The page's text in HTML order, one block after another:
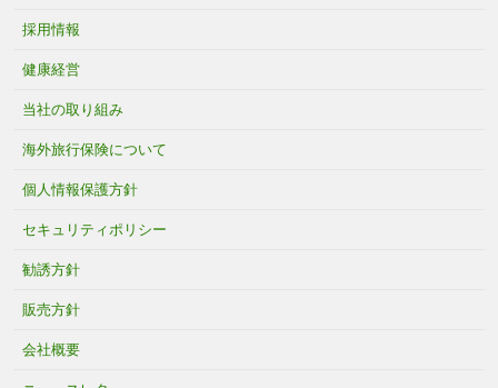
採用情報
健康経営
当社の取り組み
海外旅行保険について
個人情報保護方針
セキュリティポリシー
勧誘方針
販売方針
会社概要